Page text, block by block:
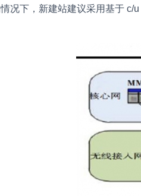
况下，新建站建议采用基于